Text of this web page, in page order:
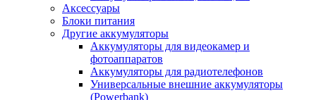
Аксессуары
Блоки питания
Другие аккумуляторы
Аккумуляторы для видеокамер и
фотоаппаратов
Аккумуляторы для радиотелефонов
Универсальные внешние аккумуляторы
(Powerbank)